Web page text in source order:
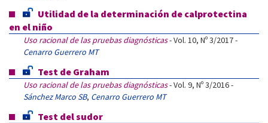
Utilidad de la determinación de calprotectina
en el niño
Uso racional de las pruebas diagnósticas- Vol. 10, Nº 3/2017 -
Cenarro Guerrero MT
Test de Graham
Uso racional de las pruebas diagnósticas- Vol. 9, Nº 3/2016 -
Sánchez Marco SB, Cenarro Guerrero MT
Test del sudor